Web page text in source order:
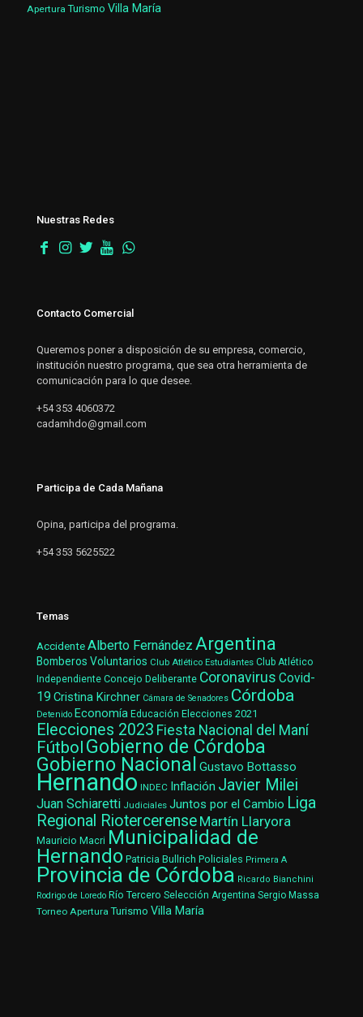
Apertura Turismo Villa María
Nuestras Redes
Contacto Comercial
Queremos poner a disposición de su empresa, comercio,
institución nuestro programa, que sea otra herramienta de
comunicación para lo que desee.
+54 353 4060372
cadamhdo@gmail.com
Participa de Cada Mañana
Opina, participa del programa.
+54 353 5625522
Temas
AccidenteAlberto Fernández Argentina
Bomberos Voluntarios Club Atlético Estudiantes Club Atlético
Independiente Concejo Deliberante Coronavirus Covid-
19 Cristina Kirchner Cámara de Senadores Córdoba
Detenido Economía Educación Elecciones 2021
Elecciones 2023 Fiesta Nacional del Maní
Fútbol Gobierno de Córdoba
Gobierno Nacional Gustavo Bottasso
Hernando INDEC Inflación Javier Milei
Juan Schiaretti Judiciales Juntos por el Cambio Liga
Regional Riotercerense Martín Llaryora
Mauricio Macri Municipalidad de
Hernando Patricia Bullrich Policiales Primera A
Provincia de Córdoba Ricardo Bianchini
Rodrigo de Loredo Río Tercero Selección Argentina Sergio Massa
Torneo Apertura Turismo Villa María